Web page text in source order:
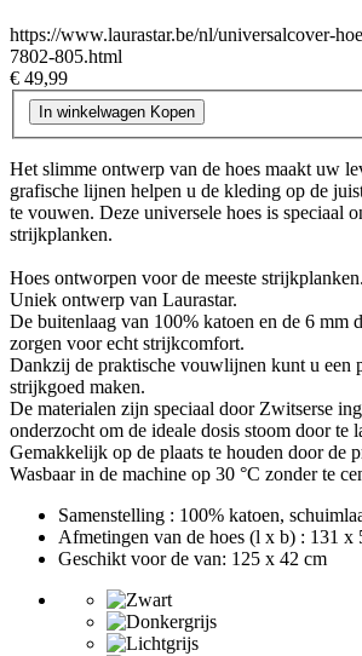
https://www.laurastar.be/nl/universalcover-
7802-805.html
€ 49,99
In winkelwagen Kopen
Het slimme ontwerp van de hoes maakt uw
grafische lijnen helpen u de kleding op de
te vouwen. Deze universele hoes is speciaal
strijkplanken.
Hoes ontworpen voor de meeste strijkplanken.
Uniek ontwerp van Laurastar.
De buitenlaag van 100% katoen en de 6 mm
zorgen voor echt strijkcomfort.
Dankzij de praktische vouwlijnen kunt u een
strijkgoed maken.
De materialen zijn speciaal door Zwitserse
onderzocht om de ideale dosis stoom door te
Gemakkelijk op de plaats te houden door de
Wasbaar in de machine op 30 °C zonder te
Samenstelling : 100% katoen,
Afmetingen van de hoes (l x b) : 131 x
Geschikt voor de van: 125 x 42 cm